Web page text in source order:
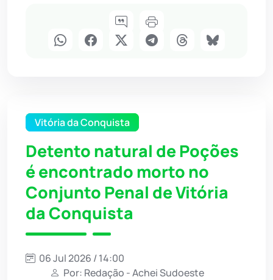
Vitória da Conquista
Detento natural de Poções
é encontrado morto no
Conjunto Penal de Vitória
da Conquista
06 Jul 2026 / 14:00
Por: Redação - Achei Sudoeste